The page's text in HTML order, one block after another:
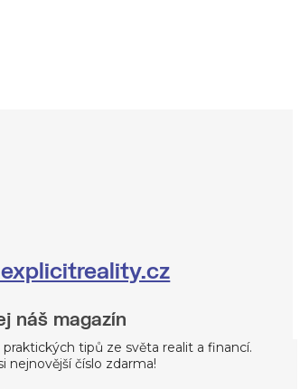
náš magazín